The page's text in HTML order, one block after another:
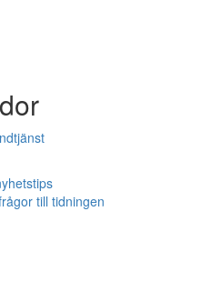
till tidningen